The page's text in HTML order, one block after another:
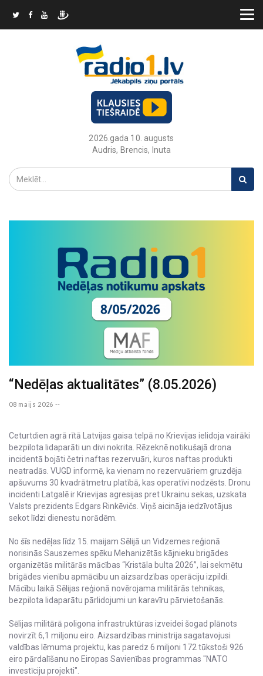
2026.gada 10. augusts
Audris, Brencis, Inuta
“Nedēļas aktualitātes” (8.05.2026)
08 maijs 2026 --
Ceturtdien agrā rītā Latvijas gaisa telpā no Krievijas ielidoja vairāki
bezpilota lidaparāti un divi nokrita. Rēzeknē notikušajā drona
incidentā bojāti četri naftas rezervuāri, kuros naftas produkti
neatradās. VUGD informē, ka vienam no rezervuāriem gruzdēja
apšuvums 30 kvadrātmetru platībā, kas operatīvi nodzēsts. Dronu
incidenti Latgalē ir Krievijas agresijas pret Ukrainu sekas, uzskata
Valsts prezidents Edgars Rinkēvičs. Viņš aicināja iedzīvotājus
sekot līdzi dienestu norādēm.
No šīs nedēļas līdz 15. maijam Sēlijā un Vidzemes reģionā
norisinās Sauszemes spēku Mehanizētās kājnieku brigādes
organizētās militārās mācības “Kristāla bulta 2026”, lai sekmētu
brigādes vienību apmācību un aizsardzības operāciju izpildi.
Mācību laikā Sēlijas reģionā novērojama militārās tehnikas,
bezpilota lidaparātu pārlidojumi un karavīru pārvietošanās.
Sēlijas militārā poligona infrastruktūras izveidei šogad plānots
novirzīt 6,1 miljonu eiro. Aizsardzības ministrija sagatavojusi
valdības lēmuma projektu, kas paredz 6 miljoni 172 tūkstoši 926
eiro pārdalīšanu no Eiropas Savienības programmas "NATO
investīciju projekti".